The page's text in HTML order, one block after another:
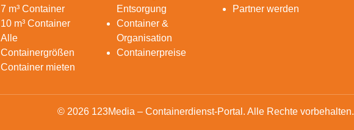
7 m³ Container
10 m³ Container
Alle
Containergrößen
Container mieten
Entsorgung
Container &
Organisation
Containerpreise
Partner werden
© 2026 123Media – Containerdienst-Portal. Alle Rechte vorbehalten.